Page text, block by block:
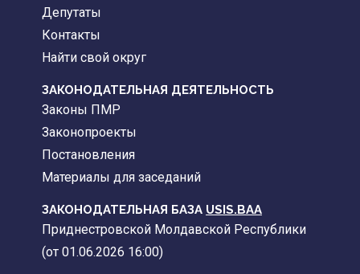
Депутаты
Контакты
Найти свой округ
ЗАКОНОДАТЕЛЬНАЯ ДЕЯТЕЛЬНОСТЬ
Законы ПМР
Законопроекты
Постановления
Материалы для заседаний
ЗАКОНОДАТЕЛЬНАЯ БАЗА USIS.BAA
Приднестровской Молдавской Республики
(от 01.06.2026 16:00)